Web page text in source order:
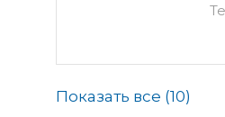
Показать все (10)